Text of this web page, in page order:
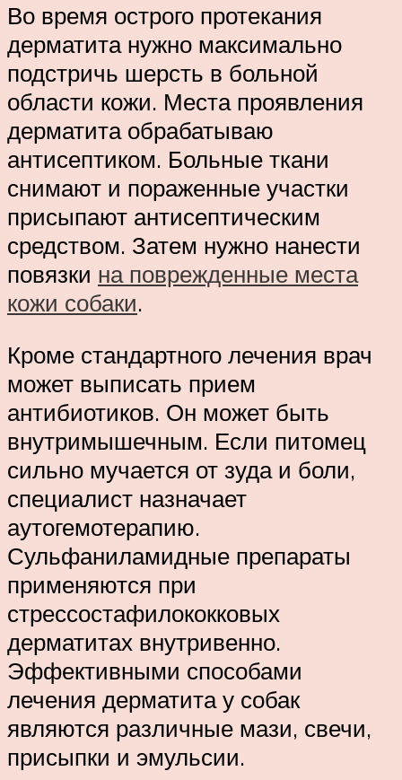
Во время острого протекания
дерматита нужно максимально
подстричь шерсть в больной
области кожи. Места проявления
дерматита обрабатываю
антисептиком. Больные ткани
снимают и пораженные участки
присыпают антисептическим
средством. Затем нужно нанести
повязки на поврежденные места
кожи собаки.
Кроме стандартного лечения врач
может выписать прием
антибиотиков. Он может быть
внутримышечным. Если питомец
сильно мучается от зуда и боли,
специалист назначает
аутогемотерапию.
Сульфаниламидные препараты
применяются при
стрессостафилококковых
дерматитах внутривенно.
Эффективными способами
лечения дерматита у собак
являются различные мази, свечи,
присыпки и эмульсии.